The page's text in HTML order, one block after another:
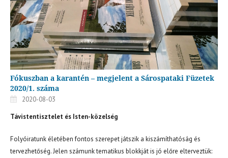
Fókuszban a karantén – megjelent a Sárospataki Füzetek
2020/1. száma
2020-08-03
Távistentisztelet és Isten-közelség
Folyóiratunk életében fontos szerepet játszik a kiszámíthatóság és
tervezhetőség. Jelen számunk tematikus blokkját is jó előre elterveztük: